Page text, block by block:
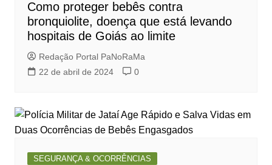
Como proteger bebês contra
bronquiolite, doença que está levando
hospitais de Goiás ao limite
Redação Portal PaNoRaMa
22 de abril de 2024
0
SEGURANÇA & OCORRÊNCIAS